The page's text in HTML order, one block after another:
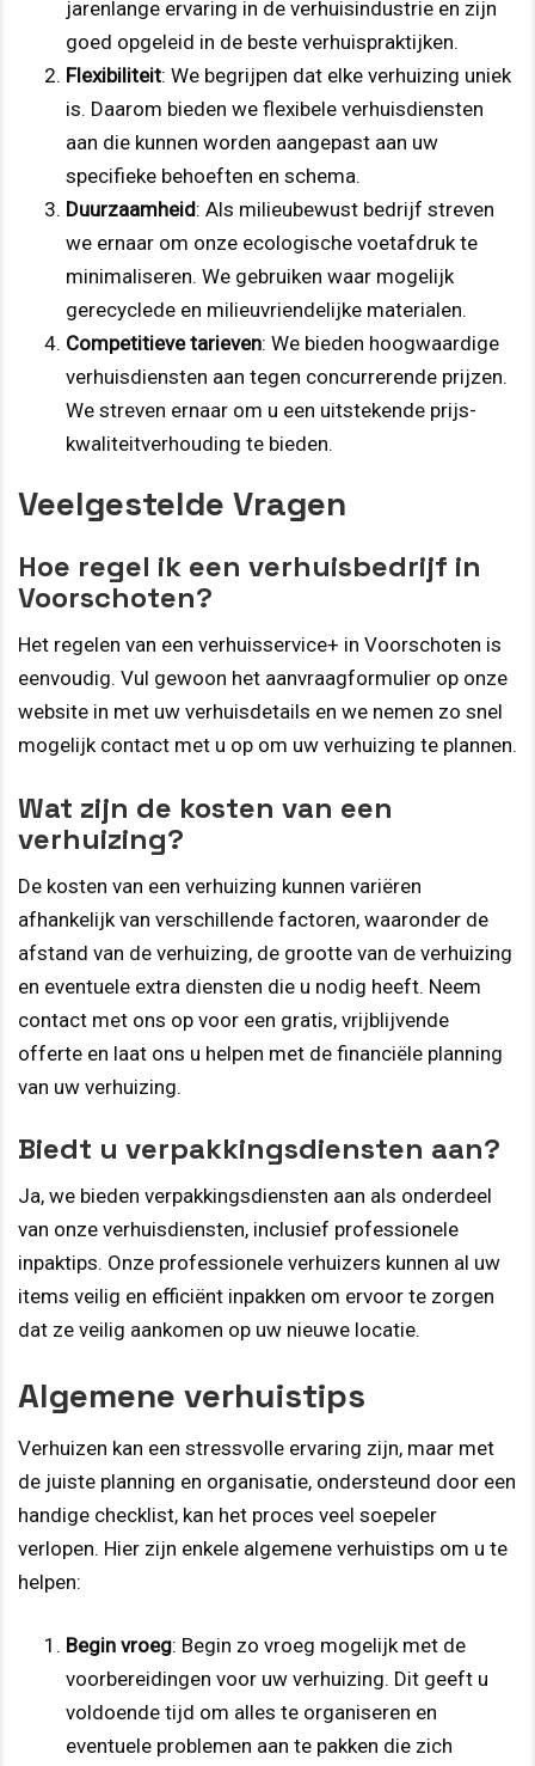
jarenlange ervaring in de verhuisindustrie en zijn
goed opgeleid in de beste verhuispraktijken.
Flexibiliteit: We begrijpen dat elke verhuizing uniek
is. Daarom bieden we flexibele verhuisdiensten
aan die kunnen worden aangepast aan uw
specifieke behoeften en schema.
Duurzaamheid: Als milieubewust bedrijf streven
we ernaar om onze ecologische voetafdruk te
minimaliseren. We gebruiken waar mogelijk
gerecyclede en milieuvriendelijke materialen.
Competitieve tarieven: We bieden hoogwaardige
verhuisdiensten aan tegen concurrerende prijzen.
We streven ernaar om u een uitstekende prijs-
kwaliteitverhouding te bieden.
Veelgestelde Vragen
Hoe regel ik een verhuisbedrijf in
Voorschoten?
Het regelen van een verhuisservice+ in Voorschoten is
eenvoudig. Vul gewoon het aanvraagformulier op onze
website in met uw verhuisdetails en we nemen zo snel
mogelijk contact met u op om uw verhuizing te plannen.
Wat zijn de kosten van een
verhuizing?
De kosten van een verhuizing kunnen variëren
afhankelijk van verschillende factoren, waaronder de
afstand van de verhuizing, de grootte van de verhuizing
en eventuele extra diensten die u nodig heeft. Neem
contact met ons op voor een gratis, vrijblijvende
offerte en laat ons u helpen met de financiële planning
van uw verhuizing.
Biedt u verpakkingsdiensten aan?
Ja, we bieden verpakkingsdiensten aan als onderdeel
van onze verhuisdiensten, inclusief professionele
inpaktips. Onze professionele verhuizers kunnen al uw
items veilig en efficiënt inpakken om ervoor te zorgen
dat ze veilig aankomen op uw nieuwe locatie.
Algemene verhuistips
Verhuizen kan een stressvolle ervaring zijn, maar met
de juiste planning en organisatie, ondersteund door een
handige checklist, kan het proces veel soepeler
verlopen. Hier zijn enkele algemene verhuistips om u te
helpen:
Begin vroeg: Begin zo vroeg mogelijk met de
voorbereidingen voor uw verhuizing. Dit geeft u
voldoende tijd om alles te organiseren en
eventuele problemen aan te pakken die zich